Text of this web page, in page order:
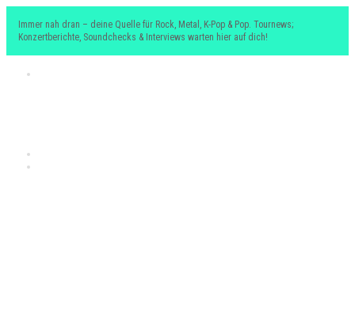
Immer nah dran – deine Quelle für Rock, Metal, K-Pop & Pop. Tournews;
Konzertberichte, Soundchecks & Interviews warten hier auf dich!